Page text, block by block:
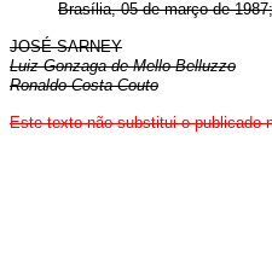
Brasília, 05 de março de
JOSÉ SARNEY
Luiz Gonzaga de Mello Belluzzo
Ronaldo Costa Couto
Este texto não substitui o publicado